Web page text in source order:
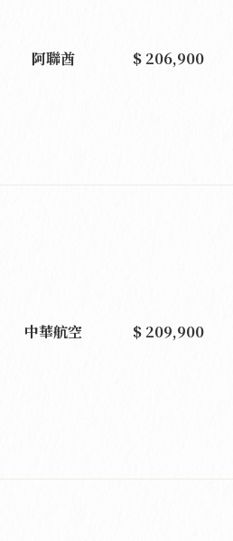
阿聯酋 206,900
中華航空 209,900